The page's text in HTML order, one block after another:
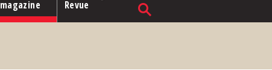
magazine
Revue